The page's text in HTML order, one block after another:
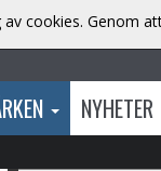
NYHETER
av cookies. Genom